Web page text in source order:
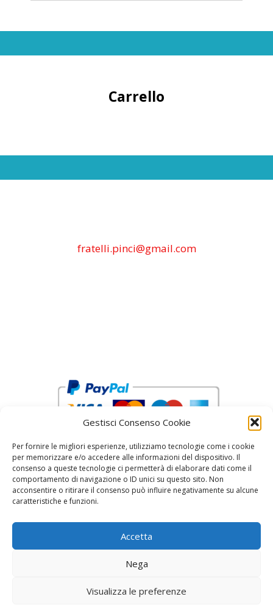
Gestisci Consenso Cookie
Per fornire le migliori esperienze, utilizziamo tecnologie come i cookie
per memorizzare e/o accedere alle informazioni del dispositivo. Il
consenso a queste tecnologie ci permetterà di elaborare dati come il
comportamento di navigazione o ID unici su questo sito. Non
acconsentire o ritirare il consenso può influire negativamente su alcune
caratteristiche e funzioni.
Accetta
Nega
Visualizza le preferenze
Carrello
fratelli.pinci@gmail.com
reCAPTCHA Google’s Privacy Policy and
© 2026 Fratelli Pinci by Fonderia Fattorini